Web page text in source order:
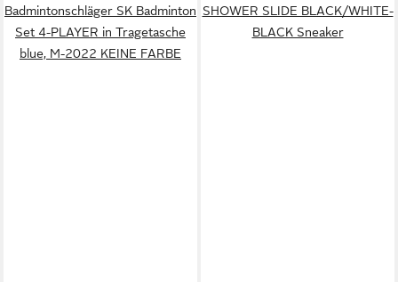
Badmintonschläger SK Badminton
Set 4-PLAYER in Tragetasche
blue, M-2022 KEINE FARBE
SHOWER SLIDE BLACK/WHITE-
BLACK Sneaker